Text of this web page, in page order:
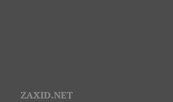
ZAXID.NET